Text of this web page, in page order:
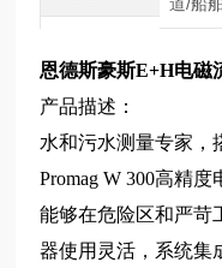
恩德斯豪斯E+H电磁
产品描述：
水和污水测量专家，
Promag W 300高精
能够在危险区和严苛
器使用灵活，系统集